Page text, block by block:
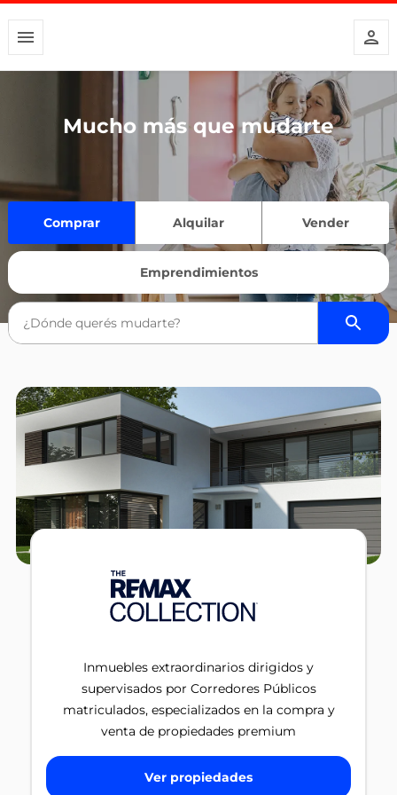
Mucho más que mudarte
Comprar Alquilar Vender
Emprendimientos
Inmuebles extraordinarios dirigidos y
supervisados por Corredores Públicos
matriculados, especializados en la compra y
venta de propiedades premium
Ver propiedades